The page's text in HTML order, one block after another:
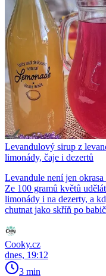
Levandulový sirup z
limonády, čaje i dezertů
Levandule není jen
Ze 100 gramů květů
limonády i na dezerty, a
chutnat jako skříň po
Cooky.cz
dnes, 19:12
3 min